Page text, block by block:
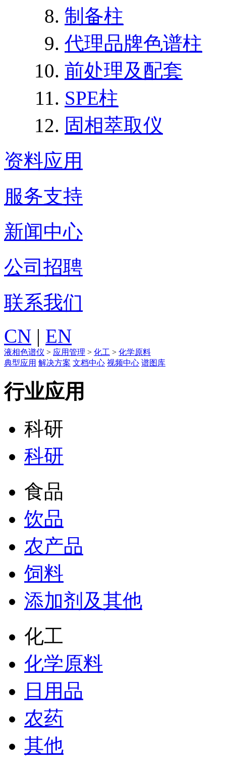
制备柱
代理品牌色谱柱
前处理及配套
SPE柱
固相萃取仪
资料应用
服务支持
新闻中心
公司招聘
联系我们
CN | EN
液相色谱仪 > 应用管理 > 化工 > 化学原料
典型应用 解决方案 文档中心 视频中心 谱图库
行业应用
科研
科研
食品
饮品
农产品
饲料
添加剂及其他
化工
化学原料
日用品
农药
其他